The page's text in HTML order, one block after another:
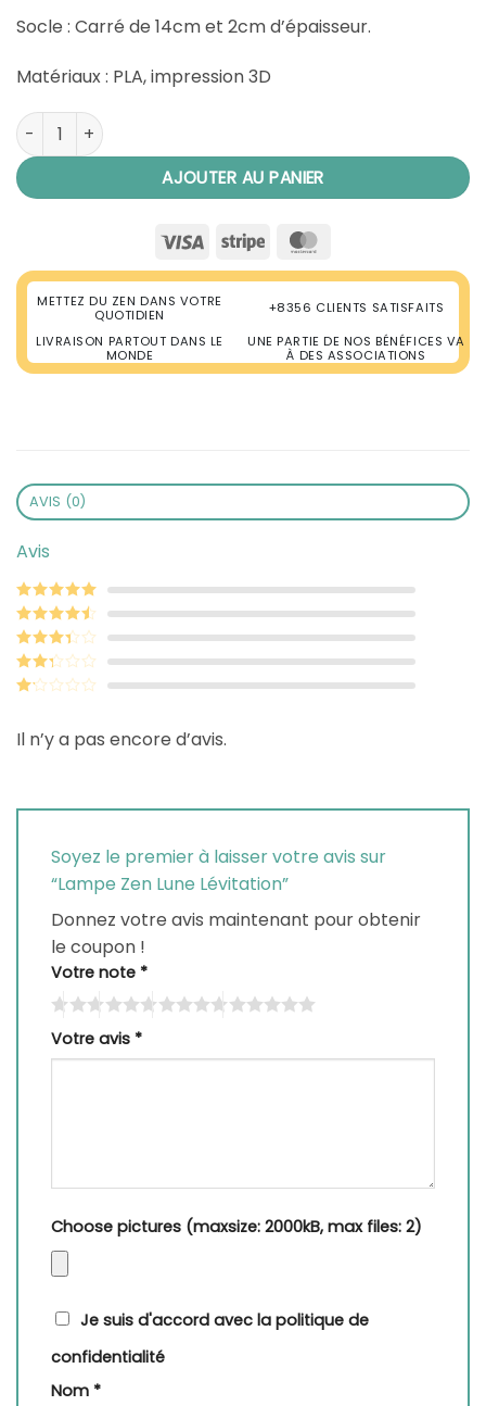
Socle : Carré de 14cm et 2cm d’épaisseur.
Matériaux : PLA, impression 3D
quantité de Lampe Zen Lune Lévitation
AJOUTER AU PANIER
Visa Stripe
METTEZ DU ZEN DANS VOTRE
QUOTIDIEN
+8356 CLIENTS SATISFAITS
LIVRAISON PARTOUT DANS LE
MONDE
UNE PARTIE DE NOS BÉNÉFICES VA
À DES ASSOCIATIONS
AVIS (0)
Avis
Note5sur 5
Note4sur
5
Note3
sur 5
Note
sur
Il n’y a pas encore d’avis.
Soyez le premier à laisser votre avis sur
“Lampe Zen Lune Lévitation”
Donnez votre avis maintenant pour obtenir
le coupon !
Votre note *
Votre avis *
Choose pictures (maxsize: 2000kB, max files: 2)
Je suis d'accord avec la politique de
confidentialité
Nom *